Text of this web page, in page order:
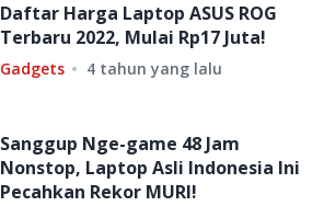
Daftar Harga Laptop ASUS ROG
Terbaru 2022, Mulai Rp17 Juta!
Gadgets 4 tahun yang lalu
Sanggup Nge-game 48 Jam
Nonstop, Laptop Asli Indonesia Ini
Pecahkan Rekor MURI!